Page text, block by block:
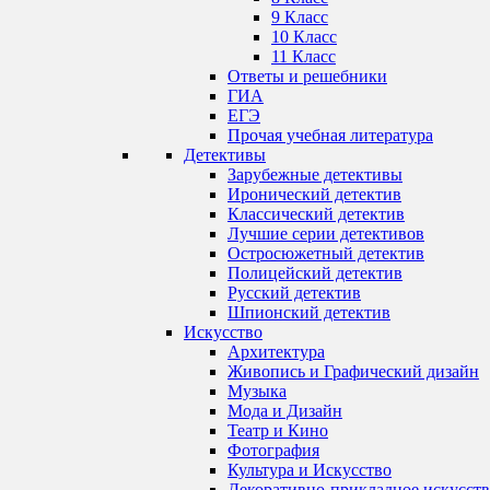
9 Класс
10 Класс
11 Класс
Ответы и решебники
ГИА
ЕГЭ
Прочая учебная литература
Детективы
Зарубежные детективы
Иронический детектив
Классический детектив
Лучшие серии детективов
Остросюжетный детектив
Полицейский детектив
Русский детектив
Шпионский детектив
Искусство
Архитектура
Живопись и Графический дизайн
Музыка
Мода и Дизайн
Театр и Кино
Фотография
Культура и Искусство